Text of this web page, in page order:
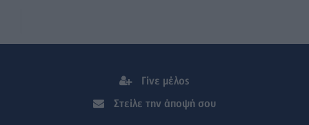
Γίνε μέλος
Στείλε την άποψή σου